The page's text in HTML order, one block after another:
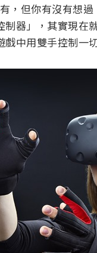
，但你有沒有想
器」，其實現在
中用雙手控制一